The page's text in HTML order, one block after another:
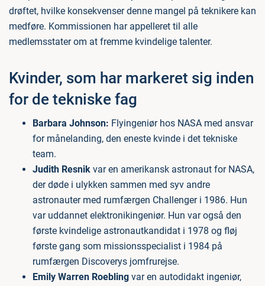
drøftet, hvilke konsekvenser denne mangel på teknikere kan
medføre. Kommissionen har appelleret til alle
medlemsstater om at fremme kvindelige talenter.
Kvinder, som har markeret sig inden
for de tekniske fag
Barbara Johnson: Flyingeniør hos NASA med ansvar
for månelanding, den eneste kvinde i det tekniske
team.
Judith Resnik var en amerikansk astronaut for NASA,
der døde i ulykken sammen med syv andre
astronauter med rumfærgen Challenger i 1986. Hun
var uddannet elektronikingeniør. Hun var også den
første kvindelige astronautkandidat i 1978 og fløj
første gang som missionsspecialist i 1984 på
rumfærgen Discoverys jomfrurejse.
Emily Warren Roebling var en autodidakt ingeniør,